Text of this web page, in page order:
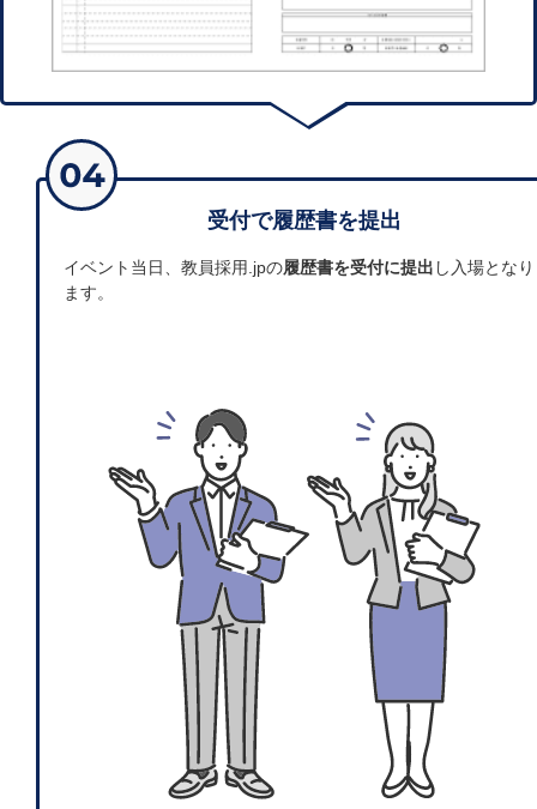
受付で履歴書を提出
イベント当日、教員採用.jpの履歴書を受付に提出 し入場となり
ます。